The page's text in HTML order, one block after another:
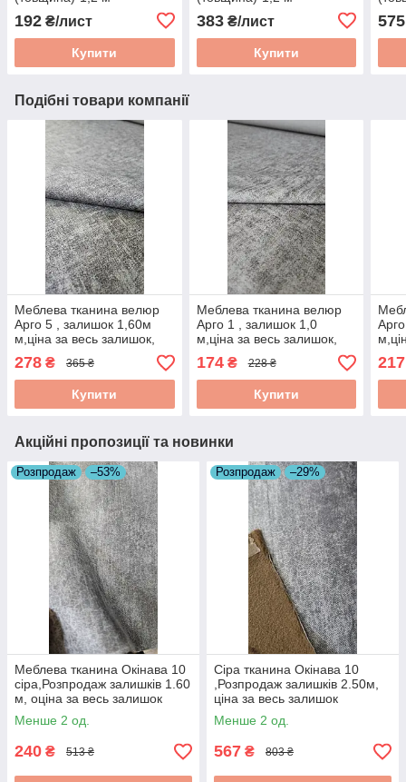
(ширина)*2 м (довжина)
ST22 (щільність)
192 ₴/лист
Купити
(ширина)*2 м (довжина)
ST22 (щільність)
383₴/лист
Купити
575
Подібні товари компанії
Меблева тканина велюр
Арго 5 , залишок 1,60м
м,ціна за весь залишок,
для дивана, тканина для
оббивки меблів,
розпродаж
278 ₴ 365 ₴
Купити
Меблева тканина велюр
Арго 1 , залишок 1,0
м,ціна за весь залишок,
для дивана, тканина для
оббивки меблів,
розпродаж
174₴ 228 ₴
Купити
для
217
Акційні пропозиції та новинки
Розпродаж –53%
Меблева тканина Окінава 10
сіра,Розпродаж залишків 1.60
м, оціна за весь залишок
Менше 2 од.
240 ₴ 513 ₴
Розпродаж –29%
Сіра тканина Окінава 10
,Розпродаж залишків 2.50м,
ціна за весь залишок
Менше 2 од.
567 ₴ 803 ₴